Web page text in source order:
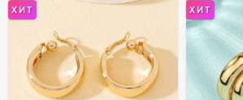
ХИТ ХИТ